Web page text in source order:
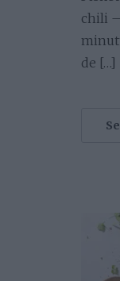
chili
de […]